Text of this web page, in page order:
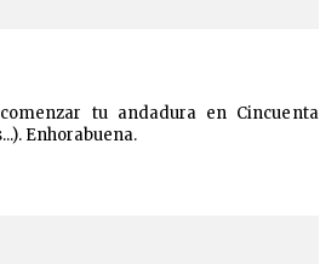
tu andadura en Cincuenta
Enhorabuena.